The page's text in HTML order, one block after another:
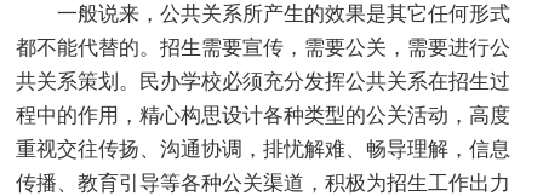
一般说来，公共关系所产生的效果是其它任何形式
都不能代替的。招生需要宣传，需要公关，需要进行公
共关系策划。民办学校必须充分发挥公共关系在招生过
程中的作用，精心构思设计各种类型的公关活动，高度
重视交往传扬、沟通协调，排忧解难、畅导理解，信息
传播、教育引导等各种公关渠道，积极为招生工作出力